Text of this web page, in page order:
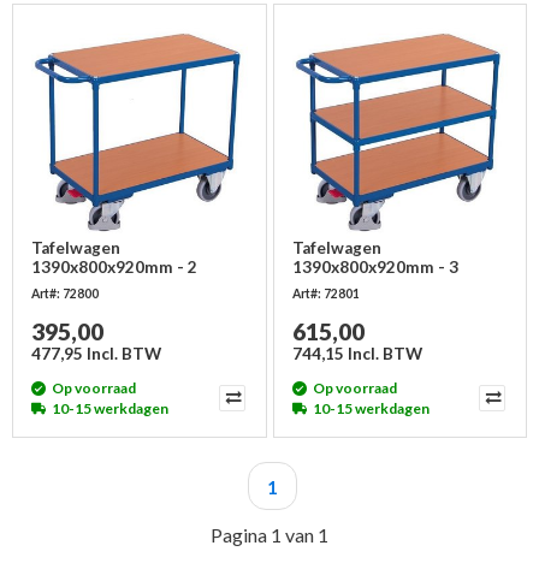
Tafelwagen
1390x800x920mm - 2
laadvlakken - zwaar
Art#: 72800
395,00
477,95 Incl. BTW
Op voorraad
10-15 werkdagen
Tafelwagen
1390x800x920mm - 3
laadvlakken - zwaar
Art#: 72801
615,00
744,15 Incl. BTW
Op voorraad
10-15 werkdagen
Pagina 1 van 1
1